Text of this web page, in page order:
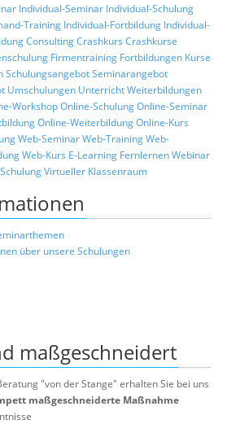
Individual-Seminar Individual-Schulung
Training Individual-Fortbildung Individual-
ConsultingCrashkurs Crashkurse
Firmentraining Fortbildungen Kurse
SchulungsangebotSeminarangebot
Umschulungen UnterrichtWeiterbildungen
WorkshopOnline-SchulungOnline-Seminar
Online-WeiterbildungOnline-Kurs
Web-SeminarWeb-TrainingWeb-
Web-Kurs E-Learning FernlernenWebinar
Virtueller Klassenraum
über unsere Schulungen
maßgeschneidert
"von der Stange" erhalten Sie bei uns
maßgeschneiderte Maßnahme